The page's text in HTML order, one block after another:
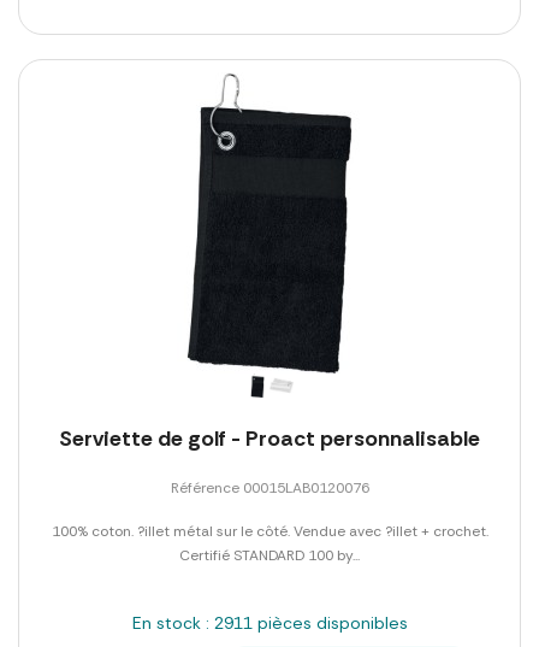
Serviette de golf - Proact personnalisable
Référence 00015LAB0120076
100% coton. ?illet métal sur le côté. Vendue avec ?illet + crochet.
Certifié STANDARD 100 by...
En stock : 2911 pièces disponibles